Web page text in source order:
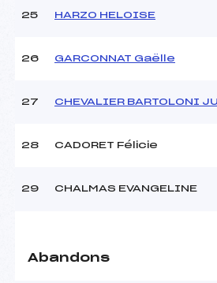
25 HARZO HELOISE
26 GARCONNAT Gaëlle
27 CHEVALIER BARTOLONI
28 CADORET Félicie
29 CHALMAS EVANGELINE
Abandons